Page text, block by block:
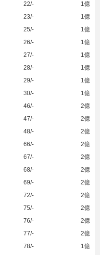
22/-
1億
23/-
1億
25/-
1億
26/-
1億
27/-
1億
28/-
1億
29/-
1億
30/-
1億
46/-
2億
47/-
2億
48/-
2億
66/-
2億
67/-
2億
68/-
2億
69/-
2億
72/-
2億
75/-
2億
76/-
2億
77/-
2億
78/-
1億